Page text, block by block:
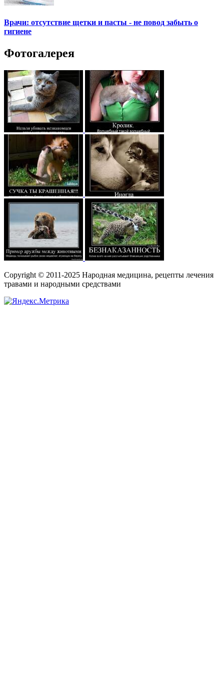
Врачи: отсутствие щетки и пасты - не повод забыть о
гигиене
Фотогалерея
Copyright © 2011-2025 Народная медицина, рецепты лечения
травами и народными средствами